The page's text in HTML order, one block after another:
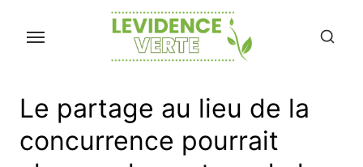
Le partage au lieu de la
concurrence pourrait